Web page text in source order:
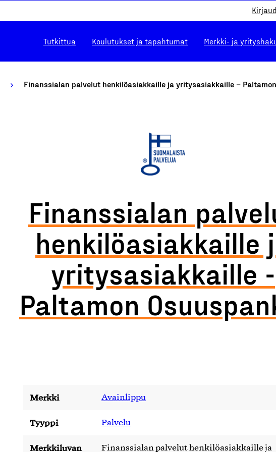
Tutkittua Koulutukset ja tapahtumat Merkki- ja
Finanssialan palvelut henkilöasiakkaille ja yritysasiakkaille –
Finanssialan
henkilöasiakkaille
yritysasiakkaille -
Paltamon
Merkki Avainlippu
Tyyppi Palvelu
Merkkiluvan
Finanssialan palvelut henkilöasiakkaille ja